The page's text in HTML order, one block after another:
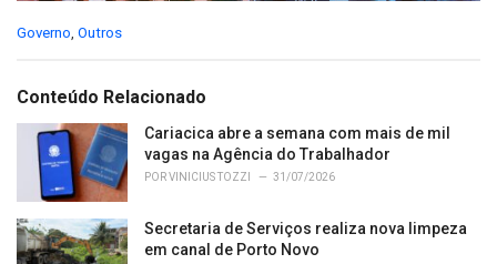
C
e
:
Governo, Outros
Conteúdo Relacionado
Cariacica abre a semana com mais de mil
vagas na Agência do Trabalhador
PORVINICIUS TOZZI 31/07/2026
Secretaria de Serviços realiza nova limpeza
em canal de Porto Novo